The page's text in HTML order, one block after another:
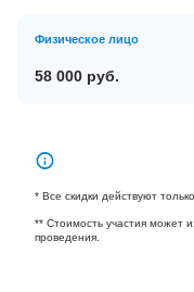
Физическое лицо
58 000 руб.
* Все скидки действуют
** Стоимость участия может
проведения.